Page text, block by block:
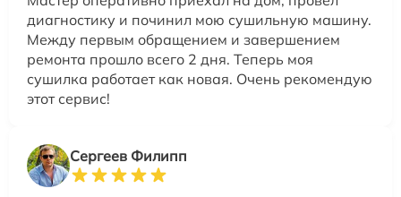
диагностику и починил мою сушильную машину.
Между первым обращением и завершением
ремонта прошло всего 2 дня. Теперь моя
сушилка работает как новая. Очень рекомендую
этот сервис!
Сергеев Филипп